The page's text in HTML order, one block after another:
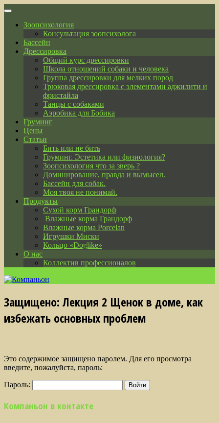
Skip
contentЗоопсихология
Консультация зоопсихолога
Бассейн
Дрессировка
Общий курс дрессировки
Школа отношений собаки и человека
Группа дрессировки для мелких пород
Трюковая дрессировка с элементами аджилити и
фристайла
Танцы с собаками
Аэробика для Бобика
Груминг
Цены
Статьи
Бить или не бить
Груминг. Эстетика или физиология?
Зоопсихология что за зверь ?
Доминирование, правда и вымысел.
Бассейн для собак.
Моя твоя не понимай.
Продукты
Сухой корм Грандорф
Влажные корма Грандорф
Влажные корма Porcelan
Игрушки Миски
Кольцо «Doglike»
О нас
Коллектив профессионалов
Защищено: Лекция 2 Щенок в доме, как
избежать основных проблем
Это содержимое защищено паролем. Для его просмотра
введите, пожалуйста, пароль:
Пароль:
Компаньон в контакте